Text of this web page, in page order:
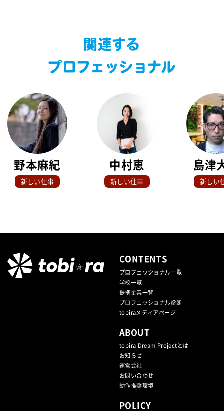
関連する
プロフェッショナル
野本麻紀
新しい仕事
中村恵
新しい仕事
島津
新しい
CONTENTS
プロフェッショナル一覧
学校一覧
提携企業⼀覧
プロフェッショナル診断
tobiraメディアページ
ABOUT
tobira Dream Projectとは
お知らせ
運営会社
お問い合わせ
動作推奨環境
POLICY